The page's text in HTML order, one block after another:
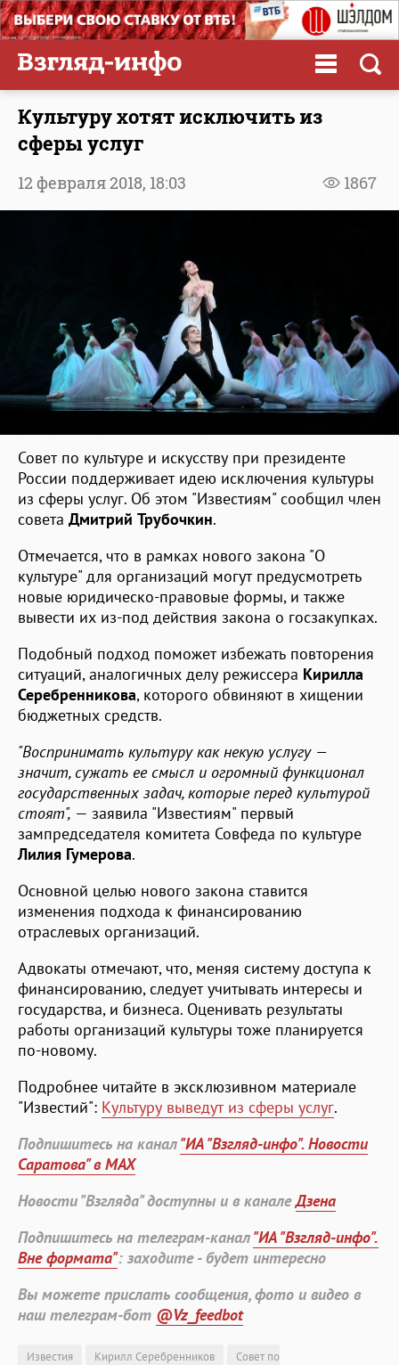
Культуру хотят исключить из
сферы услуг
1867
12 февраля 2018, 18:03
Совет по культуре и искусству при президенте
России поддерживает идею исключения культуры
из сферы услуг. Об этом "Известиям" сообщил член
совета Дмитрий Трубочкин.
Отмечается, что в рамках нового закона "О
культуре" для организаций могут предусмотреть
новые юридическо-правовые формы, и также
вывести их из-под действия закона о госзакупках.
Подобный подход поможет избежать повторения
ситуаций, аналогичных делу режиссера Кирилла
Серебренникова, которого обвиняют в хищении
бюджетных средств.
"Воспринимать культуру как некую услугу —
значит, сужать ее смысл и огромный функционал
государственных задач, которые перед культурой
стоят", — заявила "Известиям" первый
зампредседателя комитета Совфеда по культуре
Лилия Гумерова.
Основной целью нового закона ставится
изменения подхода к финансированию
отраслевых организаций.
Адвокаты отмечают, что, меняя систему доступа к
финансированию, следует учитывать интересы и
государства, и бизнеса. Оценивать результаты
работы организаций культуры тоже планируется
по-новому.
Подробнее читайте в эксклюзивном материале
"Известий": Культуру выведут из сферы услуг.
Подпишитесь на канал"ИА "Взгляд-инфо". Новости
Саратова" в MAX
Новости "Взгляда" доступны и в каналеДзена
Подпишитесь на телеграм-канал"ИА "Взгляд-инфо".
Вне формата": заходите - будет интересно
Вы можете прислать сообщения, фото и видео в
наш телеграм-бот @Vz_feedbot
Известия Кирилл Серебренников
Совет по